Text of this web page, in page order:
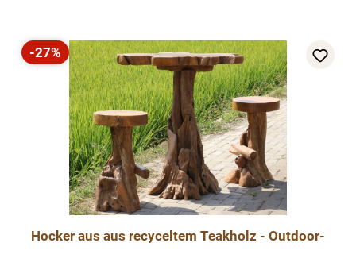
Rabatt
-27%
Hocker aus aus recyceltem Teakholz - Outdoor-